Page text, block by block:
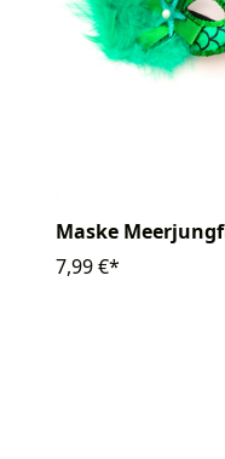
Maske
7,99 €*